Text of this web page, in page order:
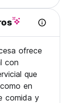
ofrece
con
que
en
comida y